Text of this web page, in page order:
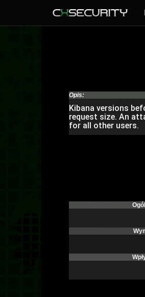
Opis:
Kibana versions
request size. An
for all other users.